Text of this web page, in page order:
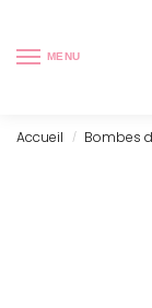
MENU
Accueil / Bombes